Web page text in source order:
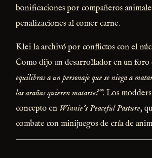
bonificaciones por compañeros
penalizaciones al comer carne.
Klei la archivó por conflictos con el
Como dijo un desarrollador en un foro
equilibras a un personaje que se niega a
las arañas quieren matarte?”. Los
concepto en Winnie’s Peaceful Pasture,
combate con minijuegos de cría de